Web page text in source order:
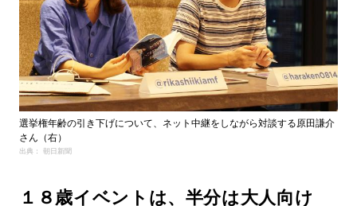
選挙権年齢の引き下げについて、ネット中継をしながら対談する原田謙介
さん（右）
出典： 朝日新聞
１８歳イベントは、半分は大人向け